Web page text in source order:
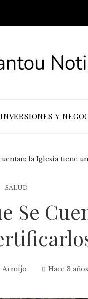
INVERSIONES Y
la Iglesia tiene
SALUD
Se
Armijo Hace 3 años